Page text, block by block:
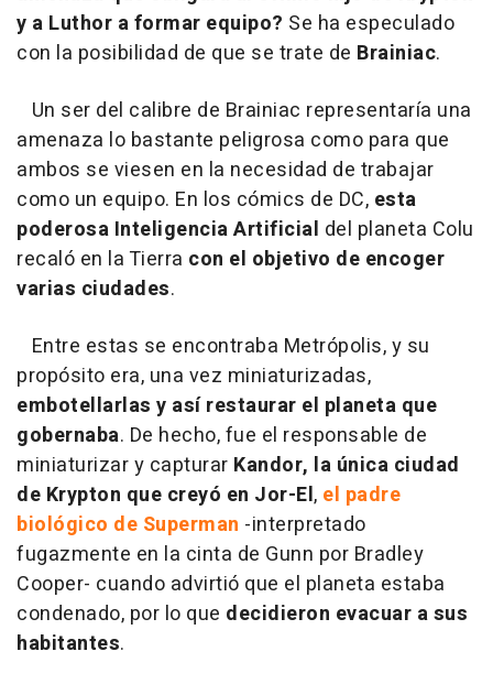
y a Luthor a formar equipo? Se ha especulado
con la posibilidad de que se trate de Brainiac.
Un ser del calibre de Brainiac representaría una
amenaza lo bastante peligrosa como para que
ambos se viesen en la necesidad de trabajar
como un equipo. En los cómics de DC, esta
poderosa Inteligencia Artificial del planeta Colu
recaló en la Tierra con el objetivo de encoger
varias ciudades.
Entre estas se encontraba Metrópolis, y su
propósito era, una vez miniaturizadas,
embotellarlas y así restaurar el planeta que
gobernaba. De hecho, fue el responsable de
miniaturizar y capturar Kandor, la única ciudad
de Krypton que creyó en Jor-El, el padre
biológico de Superman -interpretado
fugazmente en la cinta de Gunn por Bradley
Cooper- cuando advirtió que el planeta estaba
condenado, por lo que decidieron evacuar a sus
habitantes.